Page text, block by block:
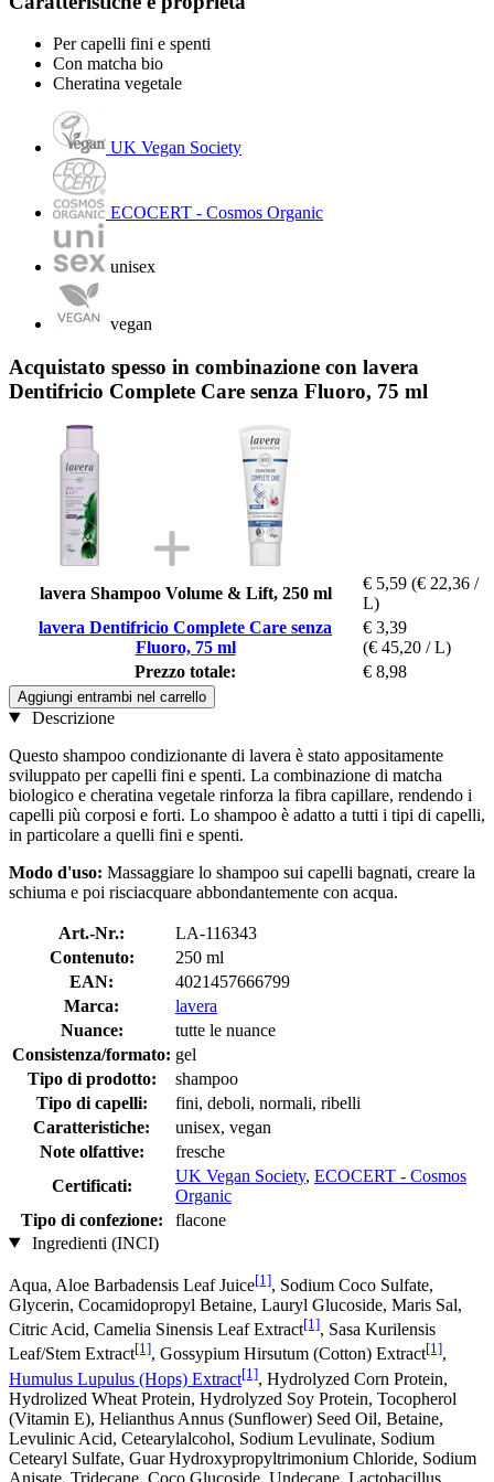
Per capelli fini e spenti
Con matcha bio
Cheratina vegetale
UK Vegan Society
ECOCERT - Cosmos Organic
unisex
vegan
Acquistato spesso in combinazione con lavera
Dentifricio Complete Care senza Fluoro, 75 ml
lavera Shampoo Volume & Lift, 250 ml
€ 5,59 (€ 22,36 /
L)
lavera Dentifricio Complete Care senza
Fluoro, 75 ml
€ 3,39
(€ 45,20 / L)
Prezzo totale:
€ 8,98
Aggiungi entrambi nel carrello
Descrizione
Questo shampoo condizionante di lavera è stato appositamente
sviluppato per capelli fini e spenti. La combinazione di matcha
biologico e cheratina vegetale rinforza la fibra capillare, rendendo i
capelli più corposi e forti. Lo shampoo è adatto a tutti i tipi di capelli,
in particolare a quelli fini e spenti.
Modo d'uso: Massaggiare lo shampoo sui capelli bagnati, creare la
schiuma e poi risciacquare abbondantemente con acqua.
Art.-Nr.:
LA-116343
Contenuto:
250 ml
EAN:
4021457666799
Marca:
lavera
Nuance:
tutte le nuance
Consistenza/formato: gel
Tipo di prodotto:
shampoo
Tipo di capelli:
fini, deboli, normali, ribelli
Caratteristiche:
unisex, vegan
Note olfattive:
fresche
Certificati:
UK Vegan Society, ECOCERT - Cosmos
Organic
Tipo di confezione:
flacone
Ingredienti (INCI)
Aqua, Aloe Barbadensis Leaf Juice[1], Sodium Coco­ Sulfate,
Glycerin, Cocamidopropyl Betaine, Lauryl Glucoside, Maris Sal,
Citric Acid, Camelia Sinensis Leaf Extract[1], Sasa Kurilensis
Leaf/Stem Extract[1], Gossypium Hirsutum (Cotton) Extract[1],
Humulus Lupulus (Hops) Extract[1], Hydrolyzed Corn Protein,
Hydrolized Wheat Protein, Hydrolyzed Soy Protein, Tocopherol
(Vitamin E), Helianthus Annus (Sunflower) Seed Oil, Betaine,
Levulinic Acid, Cetearylalcohol, Sodium Levulinate, Sodium
Cetearyl Sulfate, Guar Hydroxypropyltrimonium Chloride, Sodium
Anisate, Tridecane, Coco Glucoside, Undecane, Lactobacillus